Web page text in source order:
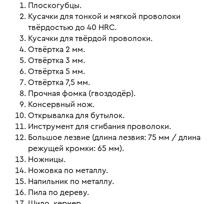
Плоскогубцы.
Кусачки для тонкой и мягкой проволоки
твёрдостью до 40 HRC.
Кусачки для твёрдой проволоки.
Отвёртка 2 мм.
Отвёртка 3 мм.
Отвёртка 5 мм.
Отвёртка 7,5 мм.
Прочная фомка (гвоздодёр).
Консервный нож.
Открывалка для бутылок.
Инструмент для сгибания проволоки.
Большое лезвие (длина лезвия: 75 мм / длина
режущей кромки: 65 мм).
Ножницы.
Ножовка по металлу.
Напильник по металлу.
Пила по дереву.